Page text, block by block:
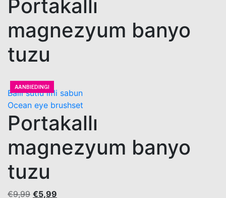
Portakallı
magnezyum banyo
tuzu
AANBIEDING!
Ballı sütlü lifli sabun
Ocean eye brushset
Portakallı
magnezyum banyo
tuzu
€9,99 Oorspronkelijke
€5,99